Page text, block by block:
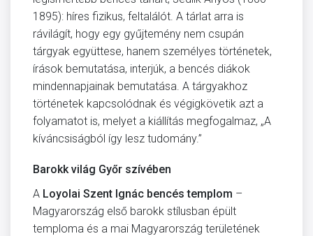
1895): híres fizikus, feltalálót. A tárlat arra is
rávilágít, hogy egy gyűjtemény nem csupán
tárgyak együttese, hanem személyes történetek,
írások bemutatása, interjúk, a bencés diákok
mindennapjainak bemutatása. A tárgyakhoz
történetek kapcsolódnak és végigkövetik azt a
folyamatot is, melyet a kiállítás megfogalmaz, „A
kíváncsiságból így lesz tudomány.”
Barokk világ Győr szívében
A Loyolai Szent Ignác bencés templom –
Magyarország első barokk stílusban épült
temploma és a mai Magyarország területének